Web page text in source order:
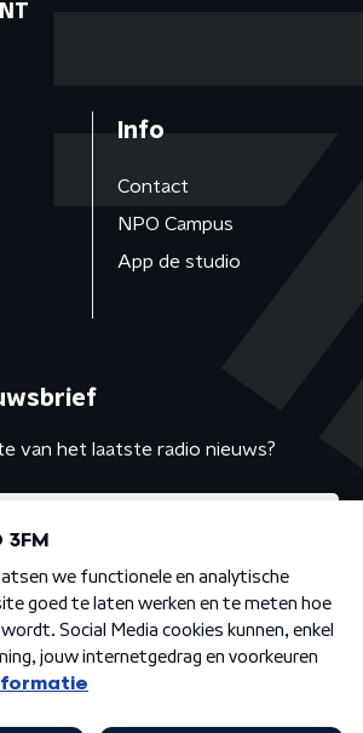
Info
Contact
NPO Campus
App de studio
van het laatste radio nieuws?
Privacybeleid